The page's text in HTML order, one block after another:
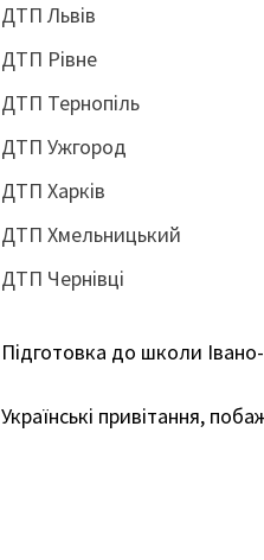
ДТП Львів
ДТП Рівне
ДТП Тернопіль
ДТП Ужгород
ДТП Харків
ДТП Хмельницький
ДТП Чернівці
Підготовка до школи
Українські привітання,